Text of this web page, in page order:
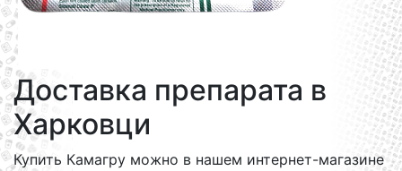
Доставка препарата в
Харковци
Купить Камагру можно в нашем интернет-магазине